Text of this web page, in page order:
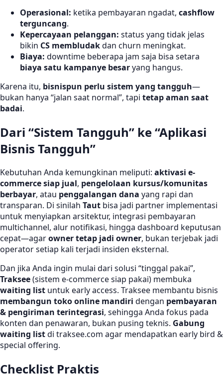
Operasional: ketika pembayaran ngadat, cashflow
terguncang.
Kepercayaan pelanggan: status yang tidak jelas
bikin CS membludakdan churn meningkat.
Biaya: downtime beberapa jam saja bisa setara
biaya satu kampanye besaryang hangus.
Karena itu, bisnispun perlu sistem yang tangguh—
bukan hanya “jalan saat normal”, tapi tetap aman saat
badai.
Dari “Sistem Tangguh” ke “Aplikasi
Bisnis Tangguh”
Kebutuhan Anda kemungkinan meliputi: aktivasi e-
commerce siap jual, pengelolaan kursus/komunitas
berbayar, atau penggalangan dana yang rapi dan
transparan. Di sinilah Taut bisa jadi partner implementasi
untuk menyiapkan arsitektur, integrasi pembayaran
multichannel, alur notifikasi, hingga dashboard keputusan
cepat—agarowner tetap jadi owner, bukan terjebak jadi
operator setiap kali terjadi insiden eksternal.
Dan jika Anda ingin mulai dari solusi “tinggal pakai”,
Traksee(sistem e-commerce siap pakai) membuka
waiting list untuk early access. Traksee membantu bisnis
membangun toko online mandiri dengan pembayaran
& pengiriman terintegrasi, sehingga Anda fokus pada
konten dan penawaran, bukan pusing teknis. Gabung
waiting listdi traksee.com agar mendapatkan early bird &
special offering.
Checklist Praktis